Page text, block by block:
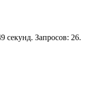
секунд. Запросов: 26.